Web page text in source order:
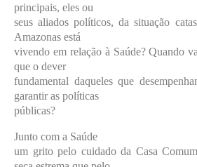
principais, eles ou
seus aliados políticos, da situação
Amazonas está
vivendo em relação à Saúde? Quando
que o dever
fundamental daqueles que
garantir as políticas
públicas?
Junto com a Saúde
um grito pelo cuidado da Casa